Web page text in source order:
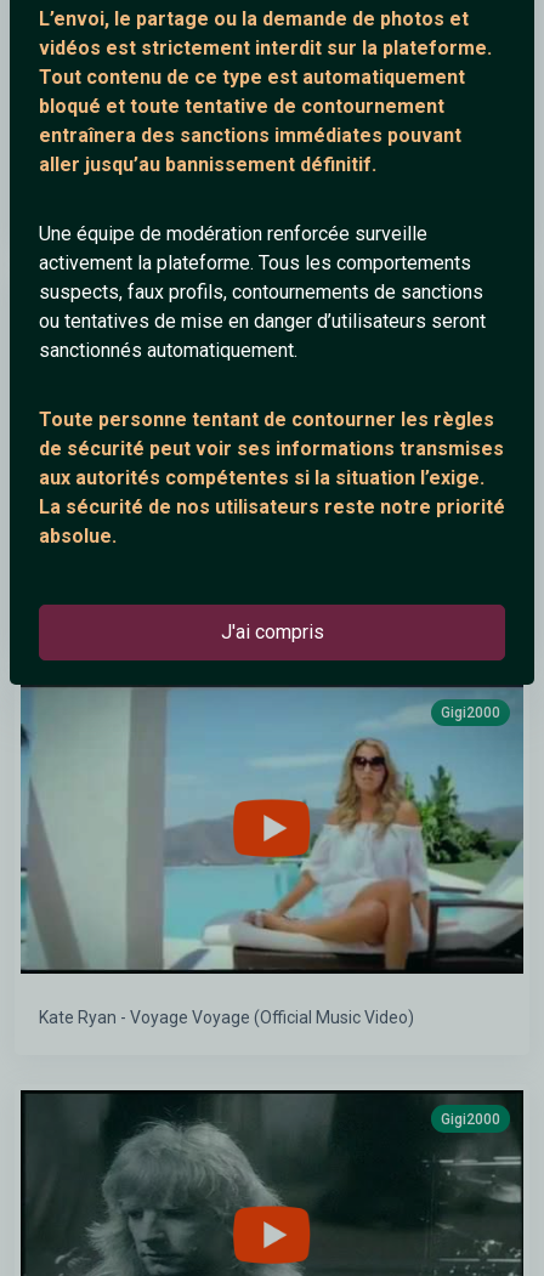
L’envoi, le partage ou la demande de photos et
vidéos est strictement interdit sur la plateforme.
Tout contenu de ce type est automatiquement
bloqué et toute tentative de contournement
entraînera des sanctions immédiates pouvant
aller jusqu’au bannissement définitif.
Une équipe de modération renforcée surveille
activement la plateforme. Tous les comportements
suspects, faux profils, contournements de sanctions
ou tentatives de mise en danger d’utilisateurs seront
sanctionnés automatiquement.
Toute personne tentant de contourner les règles
de sécurité peut voir ses informations transmises
aux autorités compétentes si la situation l’exige.
La sécurité de nos utilisateurs reste notre priorité
absolue.
J'ai compris
Milli Vanilli - Girl You Know It's True
Gigi2000
Kate Ryan - Voyage Voyage (Official Music Video)
Gigi2000